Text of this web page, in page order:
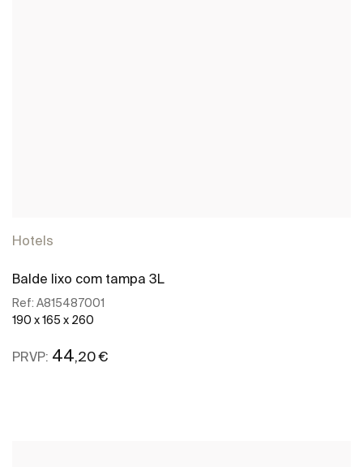
Hotels
Balde lixo com tampa 3L
Ref: A815487001
190 x 165 x 260
PRVP: 44 ,20 €